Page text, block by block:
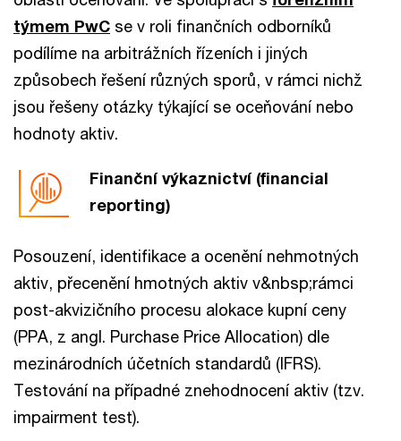
týmem PwC se v roli finančních odborníků
podílíme na arbitrážních řízeních i jiných
způsobech řešení různých sporů, v rámci nichž
jsou řešeny otázky týkající se oceňování nebo
hodnoty aktiv.
Finanční výkaznictví (financial
reporting)
Posouzení, identifikace a ocenění nehmotných
aktiv, přecenění hmotných aktiv v&nbsp;rámci
post-akvizičního procesu alokace kupní ceny
(PPA, z angl. Purchase Price Allocation) dle
mezinárodních účetních standardů (IFRS).
Testování na případné znehodnocení aktiv (tzv.
impairment test).